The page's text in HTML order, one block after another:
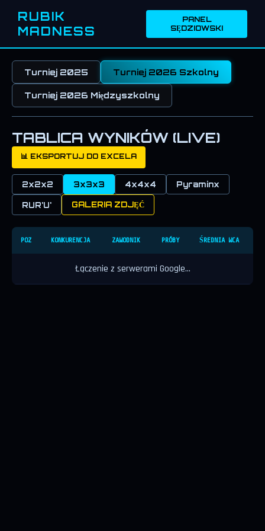
RUBIK
MADNESS
PANEL
SĘDZIOWSKI
Turniej 2025 Turniej 2026 Szkolny
Turniej 2026 Międzyszkolny
TABLICA WYNIKÓW (LIVE)
📊 EKSPORTUJ DO EXCELA
2x2x2 3x3x3 4x4x4 Pyraminx
RUR'U' GALERIA ZDJĘĆ
POZ KONKURENCJA ZAWODNIK PRÓBY ŚREDNIA WCA
Łączenie z serwerami Google...